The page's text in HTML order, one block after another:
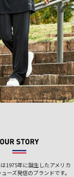
1975年に誕生したアメリカ
ーズ発信のブランドです。